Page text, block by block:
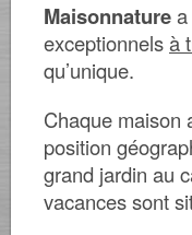
Maisonnature
exceptionnelsà
qu’unique.
Chaque maison
position
grand jardin au
vacances sont